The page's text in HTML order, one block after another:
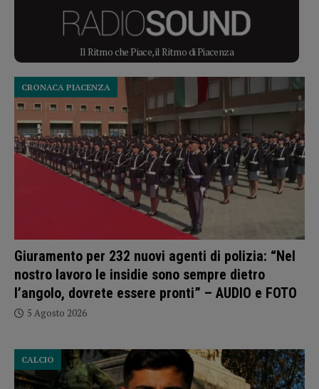
Il Ritmo che Piace, il Ritmo di Piacenza
Giuramento per 232 nuovi agenti di polizia: “Nel
nostro lavoro le insidie sono sempre dietro
l’angolo, dovrete essere pronti” – AUDIO e FOTO
CRONACA PIACENZA
5 Agosto 2026
CALCIO